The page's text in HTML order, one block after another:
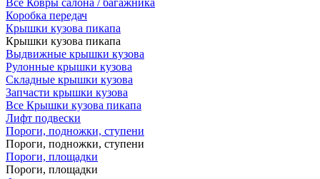
Все Ковры салона / багажника
Коробка передач
Крышки кузова пикапа
Крышки кузова пикапа
Выдвижные крышки кузова
Рулонные крышки кузова
Складные крышки кузова
Запчасти крышки кузова
Все Крышки кузова пикапа
Лифт подвески
Пороги, подножки, ступени
Пороги, подножки, ступени
Пороги, площадки
Пороги, площадки